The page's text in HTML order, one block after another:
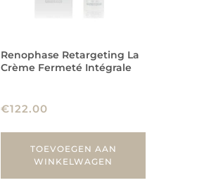
Renophase Retargeting La
Crème Fermeté Intégrale
€122.00
TOEVOEGEN AAN
WINKELWAGEN